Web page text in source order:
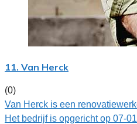
11. Van Herck
(0)
Van Herck is een
Het bedrijf is opgericht op 07-